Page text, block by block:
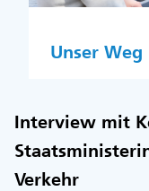
Unser
Interview mit
Verkehr